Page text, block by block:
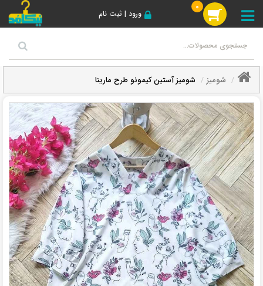
ورود | ثبت نام
0
شومیز شومیز آستین کیمونو طرح مارینا